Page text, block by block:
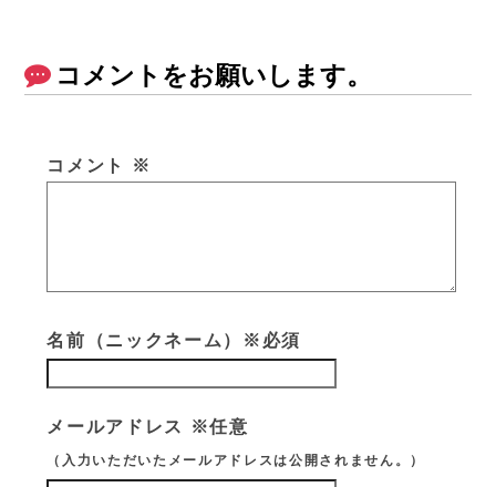
コメントをお願いします。
コメント ※
名前（ニックネーム）※必須
メールアドレス ※任意
（入力いただいたメールアドレスは公開されません。）